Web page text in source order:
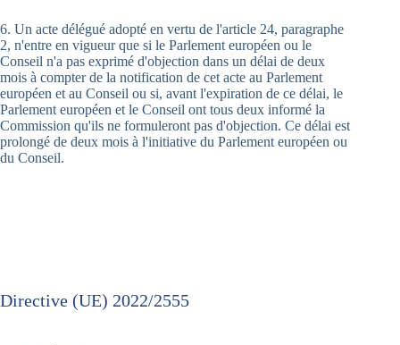
6. Un acte délégué adopté en vertu de l'article 24, paragraphe
2, n'entre en vigueur que si le Parlement européen ou le
Conseil n'a pas exprimé d'objection dans un délai de deux
mois à compter de la notification de cet acte au Parlement
européen et au Conseil ou si, avant l'expiration de ce délai, le
Parlement européen et le Conseil ont tous deux informé la
Commission qu'ils ne formuleront pas d'objection. Ce délai est
prolongé de deux mois à l'initiative du Parlement européen ou
du Conseil.
Directive (UE) 2022/2555